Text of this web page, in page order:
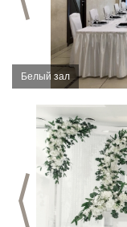
Белый зал
Предыдущий